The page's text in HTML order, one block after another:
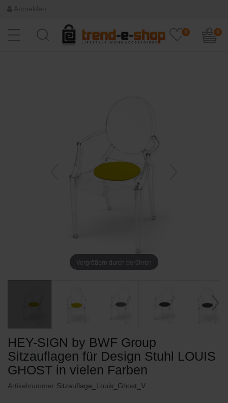
0 0
Vergrößern durch berühren
HEY-SIGN by BWF Group
Sitzauflagen für Design Stuhl LOUIS
GHOST in vielen Farben
Artikelnummer Sitzauflage_Louis_Ghost_V